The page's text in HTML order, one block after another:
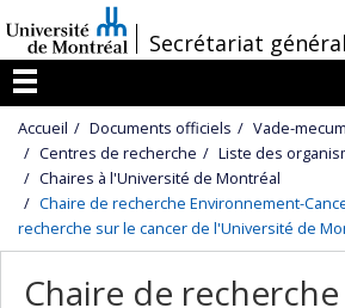
au
contenu
/
Secrétariat général
Menu
Accueil Documents officiels
Vade-mecum
Centres de recherche
Liste des
Chaires à l'Université de Montréal
Chaire de recherche Environnement-
recherche sur le cancer de l'Université de
Chaire de recherche